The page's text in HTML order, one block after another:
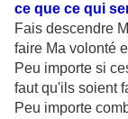
ce que ce qui
Fais descendre
faire Ma volonté
Peu importe si
faut qu'ils soient
Peu importe